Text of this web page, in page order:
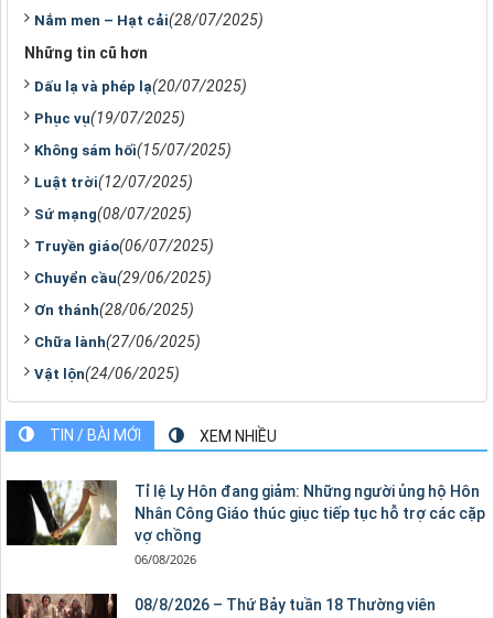
Nắm men – Hạt cải(28/07/2025)
Những tin cũ hơn
Dấu lạ và phép lạ(20/07/2025)
Phục vụ(19/07/2025)
Không sám hối(15/07/2025)
Luật trời(12/07/2025)
Sứ mạng(08/07/2025)
Truyền giáo(06/07/2025)
Chuyển cầu(29/06/2025)
Ơn thánh(28/06/2025)
Chữa lành(27/06/2025)
Vật lộn(24/06/2025)
TIN / BÀI MỚI XEM NHIỀU
Tỉ lệ Ly Hôn đang giảm: Những người ủng hộ Hôn
Nhân Công Giáo thúc giục tiếp tục hỗ trợ các cặp
vợ chồng
06/08/2026
08/8/2026 – Thứ Bảy tuần 18 Thường viên